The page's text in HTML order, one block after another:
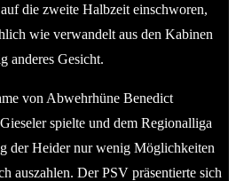
die zweite Halbzeit einschworen,
wie verwandelt aus den Kabinen
anderes Gesicht.
von Abwehrhüne Benedict
spielte und dem Regionalliga
der Heider nur wenig Möglichkeiten
auszahlen. Der PSV präsentierte sich